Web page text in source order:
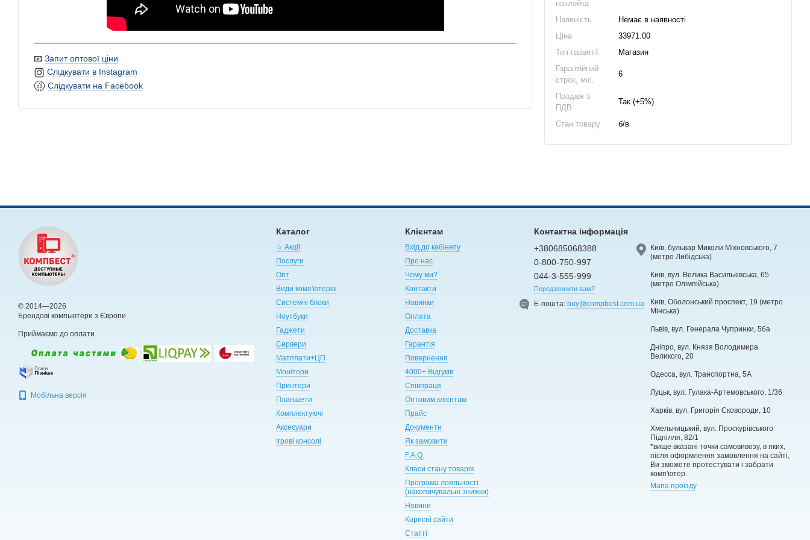
📧 Запит оптової ціни
Слідкувати в Instagram
Слідкувати на Facebook
наклейка
Наявність
Немає в наявності
Ціна
33971.00
Тип гарантії
Магазин
Гарантійний
строк, міс.
6
Продаж з
ПДВ
Так (+5%)
Стан товару б/в
© 2014—2026
Брендові компьютери з Європи
Приймаємо до оплати
Мобільна версія
Каталог
☆ Акції
Послуги
Опт
Види комп'ютерів
Системні блоки
Ноутбуки
Гаджети
Сервери
Матплати+ЦП
Монітори
Принтери
Планшети
Комплектуючі
Аксесуари
Ігрові консолі
Клієнтам
Вхід до кабінету
Про нас
Чому ми?
Контакти
Новинки
Оплата
Доставка
Гарантія
Повернення
4000+ Відгуків
Співпраця
Оптовим клієнтам
Прайс
Документи
Як замовити
F.A.Q.
Класи стану товарів
Програма лояльності
(накопичувальні знижки)
Новини
Корисні сайти
Статті
Контактна інформація
+380685068388
0-800-750-997
044-3-555-999
Передзвонити вам?
Е-пошта:buy@compbest.com.ua
Київ, бульвар Миколи Міхновського, 7
(метро Либідська)
Київ, вул. Велика Васильківська, 65
(метро Олімпійська)
Київ, Оболонський проспект, 19 (метро
Мінська)
Львів, вул. Генерала Чупринки, 56а
Дніпро, вул. Князя Володимира
Великого, 20
Одесса, вул. Транспортна, 5А
Луцьк, вул. Гулака-Артемовського, 1/36
Харків, вул. Григорія Сковороди, 10
Хмельницький, вул. Проскурівського
Підпілля, 82/1
*вище вказані точки самовивозу, в яких,
після оформлення замовлення на сайті,
Ви зможете протестувати і забрати
комп'ютер.
Мапа проїзду